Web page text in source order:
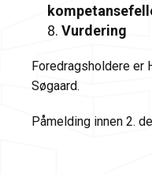
Vurdering
Foredragsholdere er
Søgaard.
Påmelding innen 2.